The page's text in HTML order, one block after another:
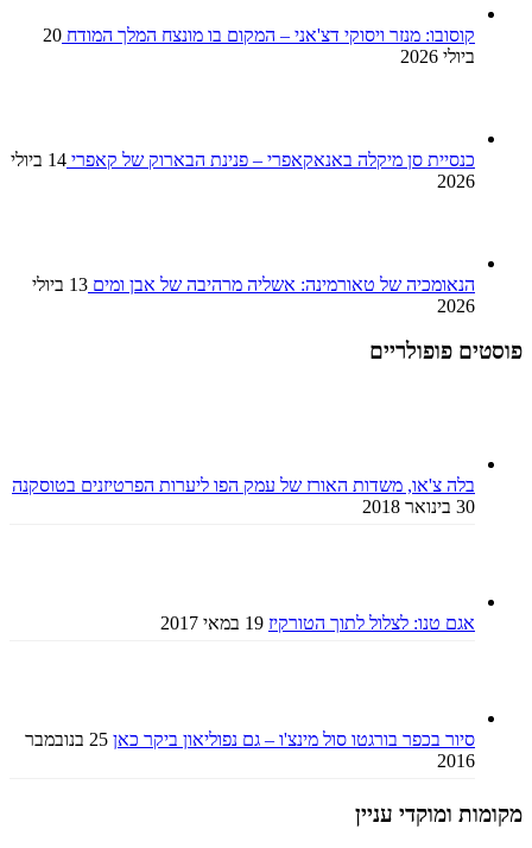
קוסובו: מנזר ויסוקי דצ'אני – המקום בו מונצח המלך המודח 20
ביולי 2026
כנסיית סן מיקלה באנאקאפרי – פנינת הבארוק של קאפרי
14 ביולי
2026
הנאומכיה של טאורמינה: אשליה מרהיבה של אבן ומים
13 ביולי
2026
פוסטים פופולריים
בלה צ'או, משדות האורז של עמק הפו ליערות הפרטיזנים בטוסקנה
30 בינואר 2018
אגם טנו: לצלול לתוך הטורקיז 19 במאי 2017
סיור בכפר בורגטו סול מינצ'ו – גם נפוליאון ביקר כאן
25 בנובמבר
2016
מקומות ומוקדי עניין